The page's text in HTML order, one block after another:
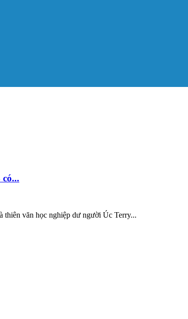
thiên văn học nghiệp dư người Úc Terry...